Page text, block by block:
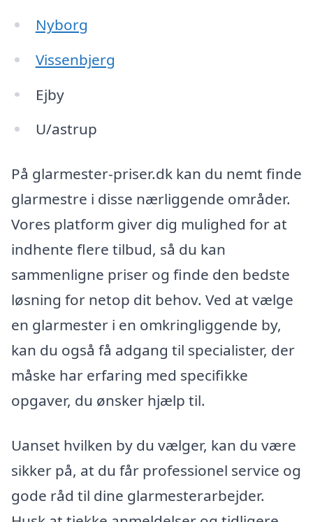
Nyborg
Vissenbjerg
Ejby
U/astrup
På glarmester-priser.dk kan du nemt finde
glarmestre i disse nærliggende områder.
Vores platform giver dig mulighed for at
indhente flere tilbud, så du kan
sammenligne priser og finde den bedste
løsning for netop dit behov. Ved at vælge
en glarmester i en omkringliggende by,
kan du også få adgang til specialister, der
måske har erfaring med specifikke
opgaver, du ønsker hjælp til.
Uanset hvilken by du vælger, kan du være
sikker på, at du får professionel service og
gode råd til dine glarmesterarbejder.